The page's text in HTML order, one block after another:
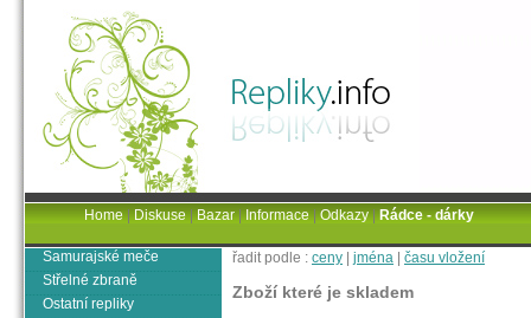
řadit podle : ceny jména času vložení
Zboží které je skladem
Samurajské meče
Střelné zbraně
Ostatní repliky
Home|Diskuse|Bazar|Informace|Odkazy|Rádce - dárky